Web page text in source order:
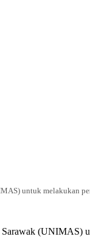
untuk melakukan
(UNIMAS)